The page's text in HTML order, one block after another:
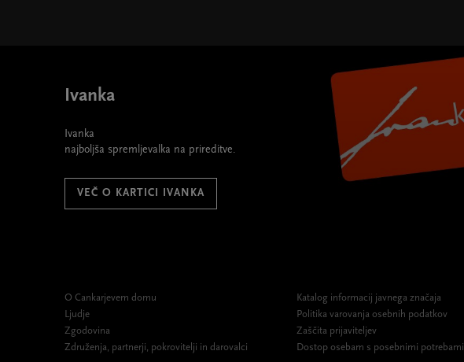
Ivanka
Ivanka
najboljša spremljevalka na prireditve.
VEČ O KARTICI IVANKA
O Cankarjevem domu
Ljudje
Zgodovina
Združenja, partnerji, pokrovitelji in darovalci
Katalog informacij javnega značaja
Politika varovanja osebnih podatkov
Zaščita prijaviteljev
Dostop osebam s posebnimi potrebami